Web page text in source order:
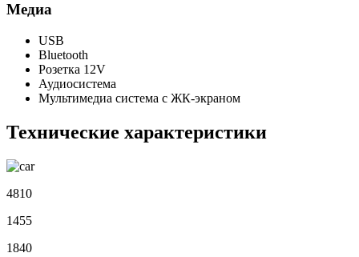
Медиа
USB
Bluetooth
Розетка 12V
Аудиосистема
Мультимедиа система с ЖК-экраном
Технические характеристики
4810
1455
1840